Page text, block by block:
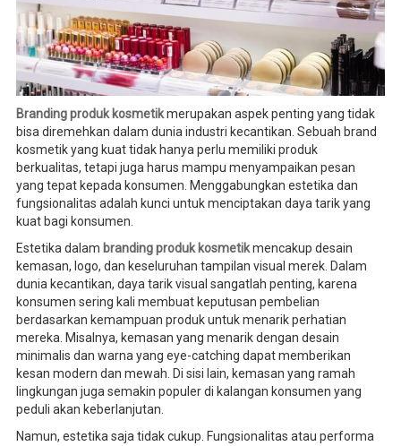
Branding produk kosmetikmerupakan aspek penting yang tidak
bisa diremehkan dalam dunia industri kecantikan. Sebuah brand
kosmetik yang kuat tidak hanya perlu memiliki produk
berkualitas, tetapi juga harus mampu menyampaikan pesan
yang tepat kepada konsumen. Menggabungkan estetika dan
fungsionalitas adalah kunci untuk menciptakan daya tarik yang
kuat bagi konsumen.
Estetika dalam branding produk kosmetikmencakup desain
kemasan, logo, dan keseluruhan tampilan visual merek. Dalam
dunia kecantikan, daya tarik visual sangatlah penting, karena
konsumen sering kali membuat keputusan pembelian
berdasarkan kemampuan produk untuk menarik perhatian
mereka. Misalnya, kemasan yang menarik dengan desain
minimalis dan warna yang eye-catching dapat memberikan
kesan modern dan mewah. Di sisi lain, kemasan yang ramah
lingkungan juga semakin populer di kalangan konsumen yang
peduli akan keberlanjutan.
Namun, estetika saja tidak cukup. Fungsionalitas atau performa